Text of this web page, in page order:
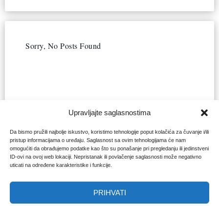
Upravljajte saglasnostima
Da bismo pružili najbolje iskustvo, koristimo tehnologije poput kolačića za čuvanje i/ili
pristup informacijama o uređaju. Saglasnost sa ovim tehnologijama će nam
omogućiti da obrađujemo podatke kao što su ponašanje pri pregledanju ili jedinstveni
ID-ovi na ovoj web lokaciji. Nepristanak ili povlačenje saglasnosti može negativno
uticati na određene karakteristike i funkcije.
PRIHVATI
Sorry, No Posts Found